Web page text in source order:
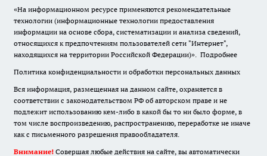
«На информационном ресурсе применяются рекомендательные
технологии (информационные технологии предоставления
информации на основе сбора, систематизации и анализа сведений,
относящихся к предпочтениям пользователей сети "Интернет",
находящихся на территории Российской Федерации)». Подробнее
Политика конфиденциальности и обработки персональных данных
Вся информация, размещенная на данном сайте, охраняется в
соответствии с законодательством РФ об авторском праве и не
подлежит использованию кем-либо в какой бы то ни было форме, в
том числе воспроизведению, распространению, переработке не иначе
как с письменного разрешения правообладателя.
Внимание! Совершая любые действия на сайте, вы автоматически